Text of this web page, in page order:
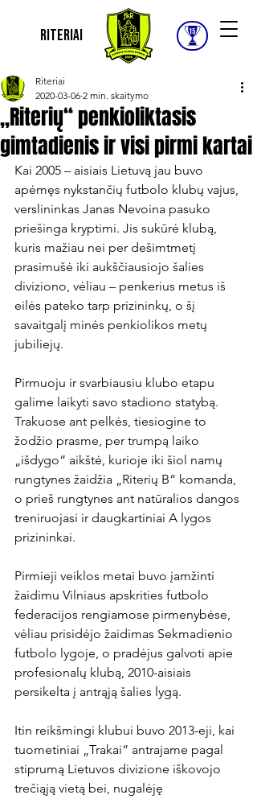
Riteriai
„Riterių“ penkioliktasis
gimtadienis ir visi pirmi kartai
Riteriai
2020-03-06 2 min. skaitymo
Kai 2005 – aisiais Lietuvą jau buvo
apėmęs nykstančių futbolo klubų vajus,
verslininkas Janas Nevoina pasuko
priešinga kryptimi. Jis sukūrė klubą,
kuris mažiau nei per dešimtmetį
prasimušė iki aukščiausiojo šalies
diviziono, vėliau – penkerius metus iš
eilės pateko tarp prizininkų, o šį
savaitgalį minės penkiolikos metų
jubiliejų.
Pirmuoju ir svarbiausiu klubo etapu
galime laikyti savo stadiono statybą.
Trakuose ant pelkės, tiesiogine to
žodžio prasme, per trumpą laiko
„išdygo“ aikštė, kurioje iki šiol namų
rungtynes žaidžia „Riterių B“ komanda,
o prieš rungtynes ant natūralios dangos
treniruojasi ir daugkartiniai A lygos
prizininkai.
Pirmieji veiklos metai buvo įamžinti
žaidimu Vilniaus apskrities futbolo
federacijos rengiamose pirmenybėse,
vėliau prisidėjo žaidimas Sekmadienio
futbolo lygoje, o pradėjus galvoti apie
profesionalų klubą, 2010-aisiais
persikelta į antrąją šalies lygą.
Itin reikšmingi klubui buvo 2013-eji, kai
tuometiniai „Trakai“ antrajame pagal
stiprumą Lietuvos divizione iškovojo
trečiąją vietą bei, nugalėję